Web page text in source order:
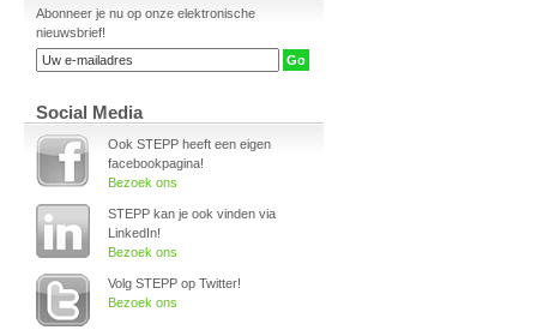
Abonneer je nu op onze elektronische
nieuwsbrief!
Social Media
Ook STEPP heeft een eigen
facebookpagina!
Bezoek ons
STEPP kan je ook vinden via
LinkedIn!
Bezoek ons
Volg STEPP op Twitter!
Bezoek ons